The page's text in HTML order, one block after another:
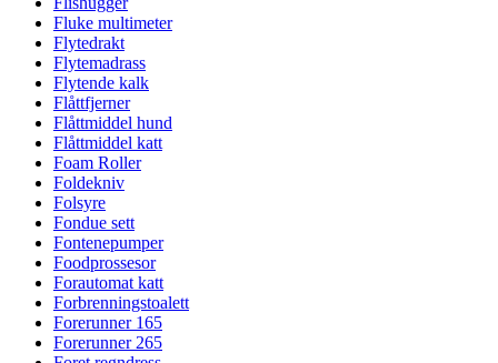
Fluke multimeter
Flytedrakt
Flytemadrass
Flytende kalk
Flåttfjerner
Flåttmiddel hund
Flåttmiddel katt
Foam Roller
Foldekniv
Folsyre
Fondue sett
Fontenepumper
Foodprossesor
Forautomat katt
Forbrenningstoalett
Forerunner 165
Forerunner 265